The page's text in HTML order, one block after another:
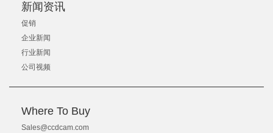
新闻资讯
促销
企业新闻
行业新闻
公司视频
Where To Buy
Sales@ccdcam.com